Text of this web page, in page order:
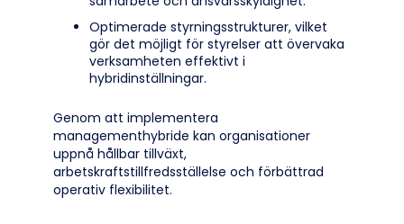
Optimerade styrningsstrukturer, vilket
gör det möjligt för styrelser att övervaka
verksamheten effektivt i
hybridinställningar.
Genom att implementera
managementhybride kan organisationer
uppnå hållbar tillväxt,
arbetskraftstillfredsställelse och förbättrad
operativ flexibilitet.